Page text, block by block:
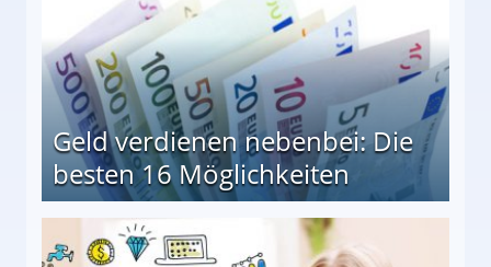
Geld verdienen nebenbei: Die
besten 16 Möglichkeiten